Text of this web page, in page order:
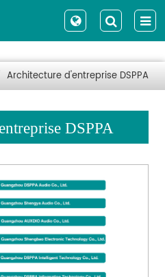
Architecture d'entreprise DSPPA
DSPPA